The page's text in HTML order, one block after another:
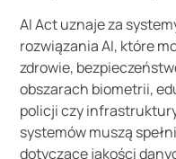
AI Act uznaje za
rozwiązania AI, które
zdrowie,
obszarach biometrii,
policji czy
systemów muszą
dotyczące jakości